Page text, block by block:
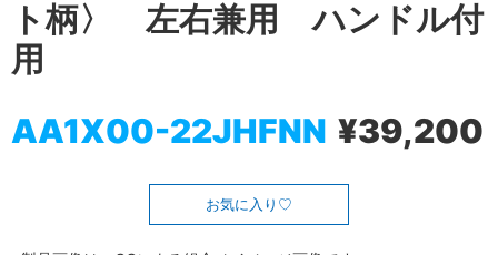
ト柄〉 左右兼用 ハンドル付
用
AA1X00-22JHFNN ¥39,200
お気に入り